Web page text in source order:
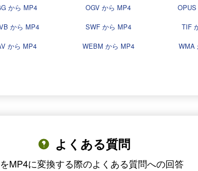
から MP4 OGV から MP4
から MP4 SWF から MP4
TIF
から MP4 WEBM から MP4
WMA
よくある質問
MP4に変換する際のよくある質問への回答